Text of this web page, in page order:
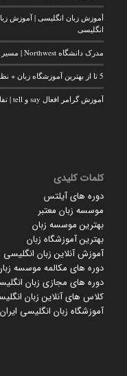
آموزش زبان انگلیسی | آموزش
انگلیسی
مدرک دانشگاه Northwest | مسیر جایگزین آیلتس
5 تا از بهترین آموزشگاه زبان + نظرات زبان آموزان | بهترین موسسه زبان در تهران
آموزش گرامر افعال say و tell | تفاوت افعال say و tell
کلمات کلیدی
دوره های آیلتس
موسسه زبان معتبر
بهترین موسسه زبان
بهترین آموزشگاه زبان
آموزش آنلاین زبان انگلیسی
دوره های مکالمه موسسه
دوره های مجازی زبان
کلاس های آنلاین زبان
آموزشگاه زبان انگلیسی ایران